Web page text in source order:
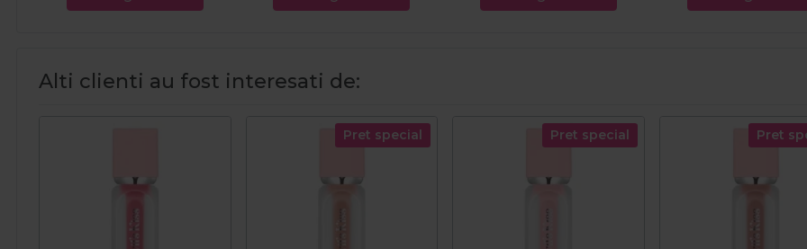
Alti clienti au fost interesati de:
Pret special Pret special Pret